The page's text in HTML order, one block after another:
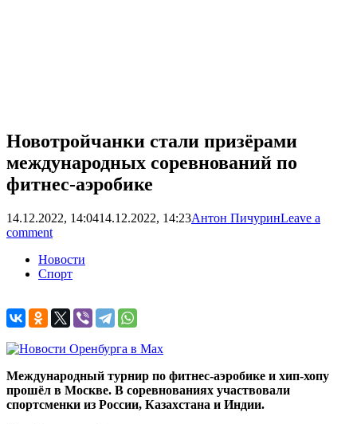
Новотройчанки стали призёрами
международных соревнований по
фитнес-аэробике
14.12.2022, 14:0414.12.2022, 14:23Антон ПичуринLeave a
comment
Новости
Спорт
Международный турнир по фитнес-аэробике и хип-хопу
прошёл в Москве. В соревнованиях участвовали
спортсменки из России, Казахстана и Индии.